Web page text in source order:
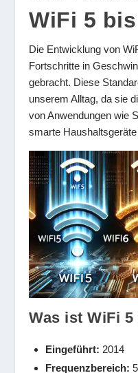
WiFi 5
Die Entwicklung von
Fortschritte in
gebracht. Diese
unserem Alltag, da sie
von Anwendungen wie
smarte
Was ist WiFi 5
Eingeführt: 2014
Frequenzbereich: